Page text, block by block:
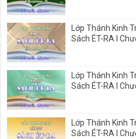
Lớp Thánh Kinh
Sách ÉT-RA I
Lớp Thánh Kinh
Sách ÉT-RA I
Lớp Thánh Kinh
Sách ÉT-RA I